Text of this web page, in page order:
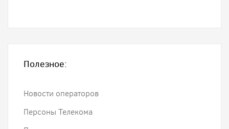
Полезное:
Новости операторов
Персоны Телекома